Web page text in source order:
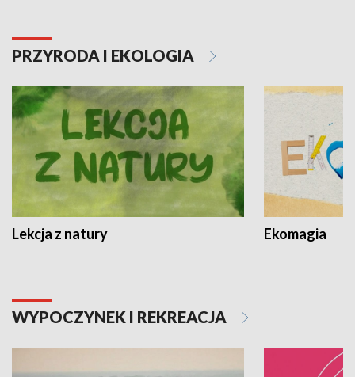
PRZYRODA I EKOLOGIA
Lekcja z natury Ekomagia
WYPOCZYNEK I REKREACJA